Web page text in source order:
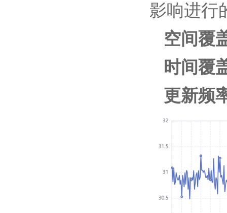
影响进行
空间覆
时间覆
更新频